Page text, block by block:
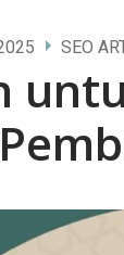
SEO